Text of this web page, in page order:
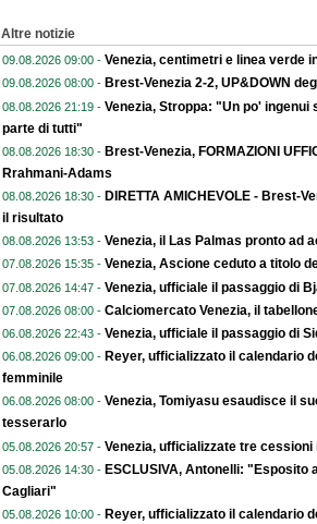
Altre notizie
09.08.2026 09:00 - Venezia, centimetri e linea verde
09.08.2026 08:00 - Brest-Venezia 2-2, UP&DOWN
08.08.2026 21:19 - Venezia, Stroppa: "Un po'
parte di tutti"
08.08.2026 18:30 - Brest-Venezia, FORMAZIONI
Rrahmani-Adams
08.08.2026 18:30 - DIRETTA AMICHEVOLE - Brest-
il risultato
08.08.2026 13:53 - Venezia, il Las Palmas pronto ad
07.08.2026 15:35 - Venezia, Ascione ceduto a titolo
07.08.2026 14:47 - Venezia, ufficiale il passaggio di
07.08.2026 08:00 - Calciomercato Venezia, il
06.08.2026 22:43 - Venezia, ufficiale il passaggio di
06.08.2026 09:00 - Reyer, ufficializzato il calendario
femminile
06.08.2026 08:00 - Venezia, Tomiyasu esaudisce il
tesserarlo
05.08.2026 20:57 - Venezia, ufficializzate tre
05.08.2026 14:30 - ESCLUSIVA, Antonelli: "Esposito
Cagliari"
05.08.2026 10:00 - Reyer, ufficializzato il calendario